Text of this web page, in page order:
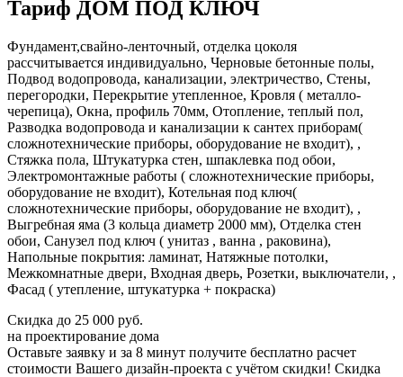
Тариф ДОМ ПОД КЛЮЧ
Фундамент,свайно-ленточный, отделка цоколя
рассчитывается индивидуально, Черновые бетонные полы,
Подвод водопровода, канализации, электричество, Стены,
перегородки, Перекрытие утепленное, Кровля ( металло-
черепица), Окна, профиль 70мм, Отопление, теплый пол,
Разводка водопровода и канализации к сантех приборам(
сложнотехнические приборы, оборудование не входит), ,
Стяжка пола, Штукатурка стен, шпаклевка под обои,
Электромонтажные работы ( сложнотехнические приборы,
оборудование не входит), Котельная под ключ(
сложнотехнические приборы, оборудование не входит), ,
Выгребная яма (3 кольца диаметр 2000 мм), Отделка стен
обои, Санузел под ключ ( унитаз , ванна , раковина),
Напольные покрытия: ламинат, Натяжные потолки,
Межкомнатные двери, Входная дверь, Розетки, выключатели, ,
Фасад ( утепление, штукатурка + покраска)
Скидка до 25 000 руб.
на проектирование дома
Оставьте заявку и за 8 минут получите бесплатно расчет
стоимости Вашего дизайн-проекта с учётом скидки! Скидка